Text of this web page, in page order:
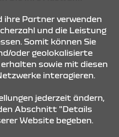
ihre Partner verwenden
und die Leistung
Somit können Sie
oder geolokalisierte
sowie mit diesen
interagieren.
jederzeit ändern,
Abschnitt "Details
Website begeben.